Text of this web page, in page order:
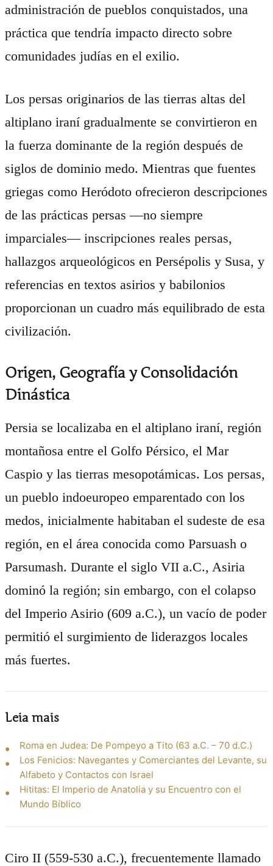
administración de pueblos conquistados, una
práctica que tendría impacto directo sobre
comunidades judías en el exilio.
Los persas originarios de las tierras altas del
altiplano iraní gradualmente se convirtieron en
la fuerza dominante de la región después de
siglos de dominio medo. Mientras que fuentes
griegas como Heródoto ofrecieron descripciones
de las prácticas persas —no siempre
imparciales— inscripciones reales persas,
hallazgos arqueológicos en Persépolis y Susa, y
referencias en textos asirios y babilonios
proporcionan un cuadro más equilibrado de esta
civilización.
Origen, Geografía y Consolidación
Dinástica
Persia se localizaba en el altiplano iraní, región
montañosa entre el Golfo Pérsico, el Mar
Caspio y las tierras mesopotámicas. Los persas,
un pueblo indoeuropeo emparentado con los
medos, inicialmente habitaban el sudeste de esa
región, en el área conocida como Parsuash o
Parsumash. Durante el siglo VII a.C., Asiria
dominó la región; sin embargo, con el colapso
del Imperio Asirio (609 a.C.), un vacío de poder
permitió el surgimiento de liderazgos locales
más fuertes.
Leia mais
Roma en Judea: De Pompeyo a Tito (63 a.C. – 70 d.C.)
Los Fenicios: Navegantes y Comerciantes del Levante, su
Alfabeto y Contactos con Israel
Hititas: El Imperio de Anatolia y su Encuentro con el
Mundo Bíblico
Ciro II (559-530 a.C.), frecuentemente llamado